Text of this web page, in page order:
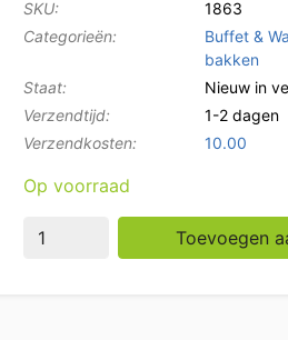
SKU:
1863
Categorieën:
Buffet &
bakken
Staat:
Nieuw in
Verzendtijd:
1-2 dagen
Verzendkosten:
10.00
Op voorraad
RVS Gastronorm Bak GN Bak
Toevoegen